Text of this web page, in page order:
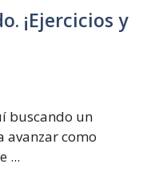
¡Ejercicios y
buscando un
avanzar como
...